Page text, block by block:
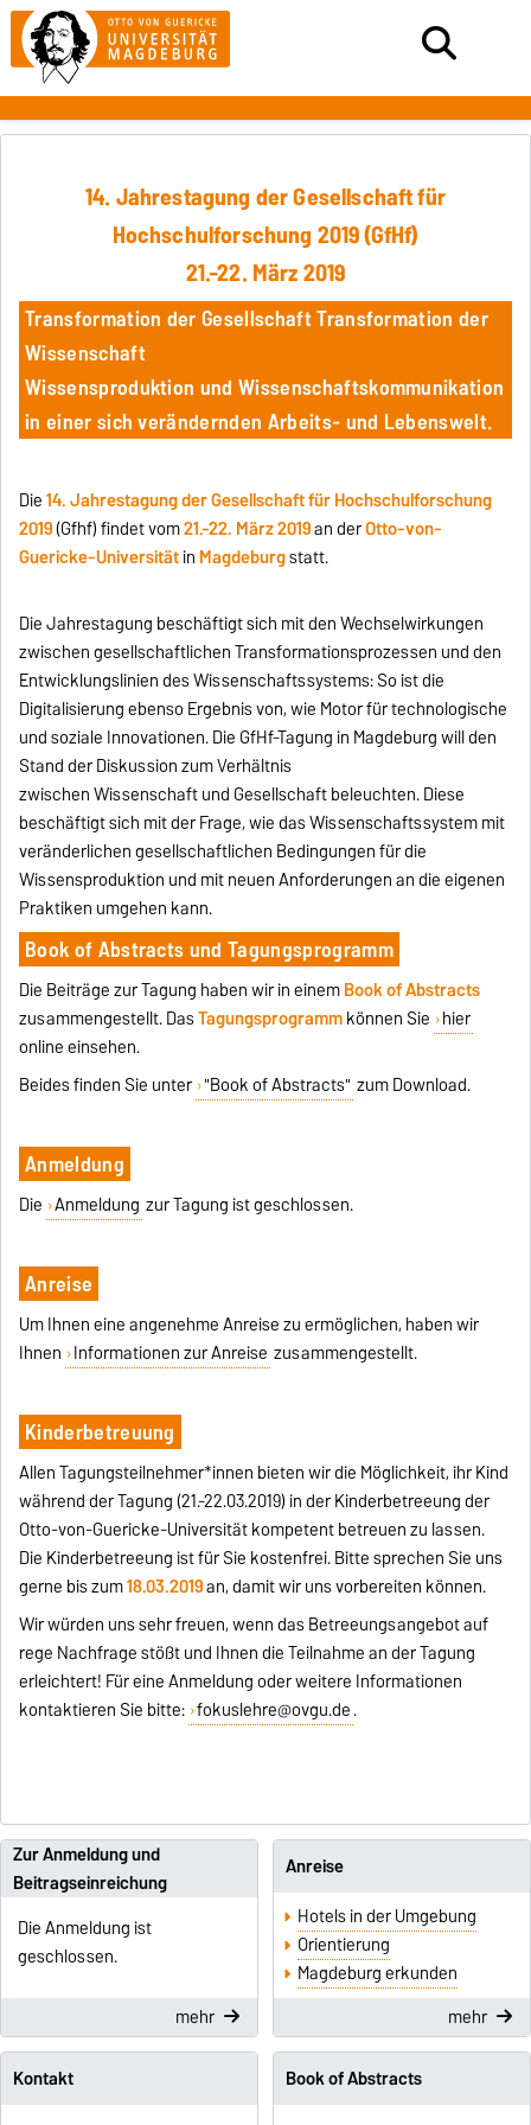
14. Jahrestagung der Gesellschaft für
Hochschulforschung 2019 (GfHf)
21.-22. März 2019
Transformation der Gesellschaft Transformation der
Wissenschaft
Wissensproduktion und Wissenschaftskommunikation
in einer sich verändernden Arbeits- und Lebenswelt.
Die14. Jahrestagung der Gesellschaft für Hochschulforschung
2019(Gfhf) findet vom21.-22. März 2019an derOtto-von-
Guericke-Universitätin Magdeburgstatt.
Die Jahrestagung beschäftigt sich mit den Wechselwirkungen
zwischen gesellschaftlichen Transformationsprozessen und den
Entwicklungslinien des Wissenschaftssystems: So ist die
Digitalisierung ebenso Ergebnis von, wie Motor für technologische
und soziale Innovationen. Die GfHf-Tagung in Magdeburg will den
Stand der Diskussion zum Verhältnis
zwischen Wissenschaft und Gesellschaft beleuchten. Diese
beschäftigt sich mit der Frage, wie das Wissenschaftssystem mit
veränderlichen gesellschaftlichen Bedingungen für die
Wissensproduktion und mit neuen Anforderungen an die eigenen
Praktiken umgehen kann.
Book of Abstracts und Tagungsprogramm
Die Beiträge zur Tagung haben wir in einemBook of Abstracts
zusammengestellt. DasTagungsprogrammkönnen Sie hier
online einsehen.
Beides finden Sie unter "Book of Abstracts" zum Download.
Anmeldung
Die Anmeldung zur Tagung ist geschlossen.
Anreise
Um Ihnen eine angenehme Anreise zu ermöglichen, haben wir
Ihnen Informationen zur Anreise zusammengestellt.
Kinderbetreuung
Allen Tagungsteilnehmer*innen bieten wir die Möglichkeit, ihr Kind
während der Tagung (21.-22.03.2019) in der Kinderbetreeung der
Otto-von-Guericke-Universität kompetent betreuen zu lassen.
Die Kinderbetreeung ist für Sie kostenfrei. Bitte sprechen Sie uns
gerne bis zum18.03.2019an, damit wir uns vorbereiten können.
Wir würden uns sehr freuen, wenn das Betreeungsangebot auf
rege Nachfrage stößt und Ihnen die Teilnahme an der Tagung
erleichtert! Für eine Anmeldung oder weitere Informationen
kontaktieren Sie bitte: fokuslehre@ovgu.de.
Zur Anmeldung und
Beitragseinreichung
Die Anmeldung ist
geschlossen.
mehr
Anreise
Hotels in der Umgebung
Orientierung
Magdeburg erkunden
mehr
Kontakt
Book of Abstracts